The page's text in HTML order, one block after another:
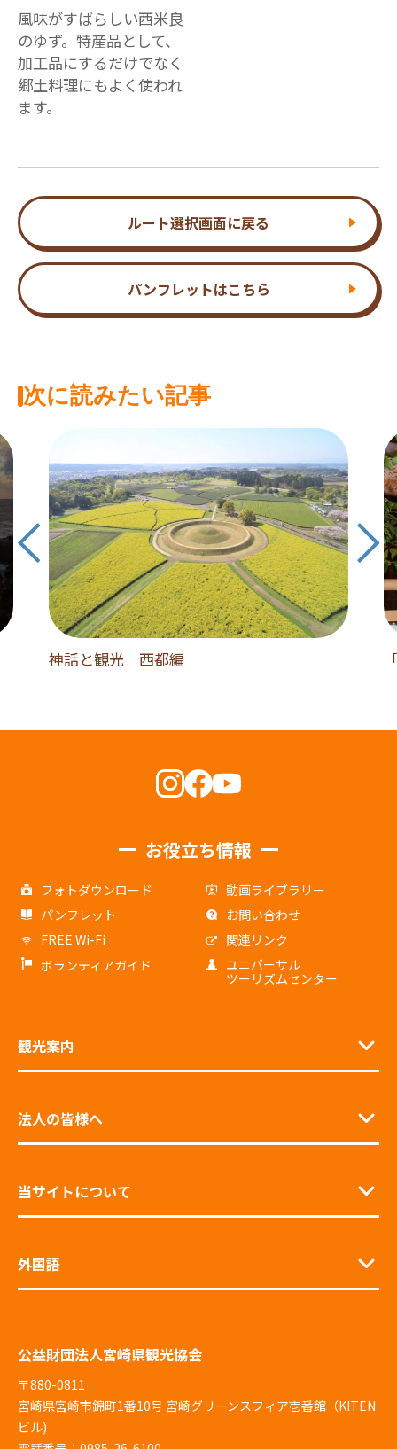
風味がすばらしい西米良
のゆず。特産品として、
加工品にするだけでなく
郷土料理にもよく使われ
ます。
ルート選択画面に戻る
パンフレットはこちら
次に読みたい記事
神話と観光 西都編
お役立ち情報
フォトダウンロード
動画ライブラリー
パンフレット
お問い合わせ
FREE Wi-Fi
関連リンク
ボランティアガイド
ユニバーサル
ツーリズムセンター
観光案内
法人の皆様へ
当サイトについて
外国語
公益財団法人宮崎県観光協会
〒880-0811
宮崎県宮崎市錦町1番10号 宮崎グリーンスフィア壱番館（KITEN
ビル)